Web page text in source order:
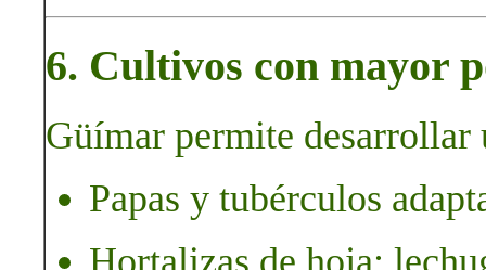
6. Cultivos con mayor
Güímar permite
Papas y tubérculos